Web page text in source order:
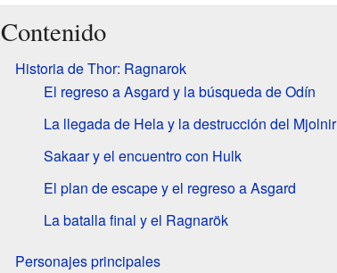
Contenido
Historia de Thor: Ragnarok
El regreso a Asgard y la búsqueda de Odín
La llegada de Hela y la destrucción del Mjolnir
Sakaar y el encuentro con Hulk
El plan de escape y el regreso a Asgard
La batalla final y el Ragnarök
Personajes principales